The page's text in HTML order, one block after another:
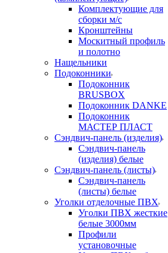
Комплектующие для
сборки м/с
Кронштейны
Москитный профиль
и полотно
Нащельники
Подоконники
Подоконник
BRUSBOX
Подоконник DANKE
Подоконник
МАСТЕР ПЛАСТ
Сэндвич-панель (изделия)
Сэндвич-панель
(изделия) белые
Сэндвич-панель (листы)
Сэндвич-панель
(листы) белые
Уголки отделочные ПВХ
Уголки ПВХ жесткие
белые 3000мм
Профили
установочные